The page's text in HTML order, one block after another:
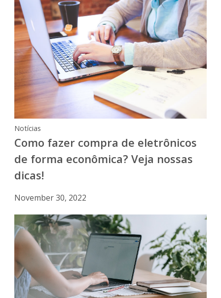
Notícias
Como fazer compra de eletrônicos
de forma econômica? Veja nossas
dicas!
November 30, 2022